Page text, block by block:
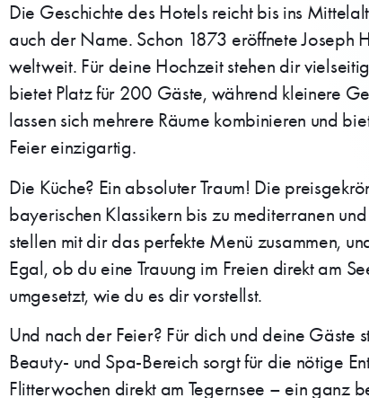
Die Geschichte des Hotels reicht bis ins
auch der Name. Schon 1873 eröffnete Joseph
weltweit. Für deine Hochzeit stehen dir
bietet Platz für 200 Gäste, während kleinere
lassen sich mehrere Räume kombinieren und
Feier einzigartig.
Die Küche? Ein absoluter Traum! Die
bayerischen Klassikern bis zu mediterranen
stellen mit dir das perfekte Menü zusammen,
Egal, ob du eine Trauung im Freien direkt am
umgesetzt, wie du es dir vorstellst.
Und nach der Feier? Für dich und deine Gäste
Beauty- und Spa-Bereich sorgt für die nötige
Flitterwochen direkt am Tegernsee – ein ganz